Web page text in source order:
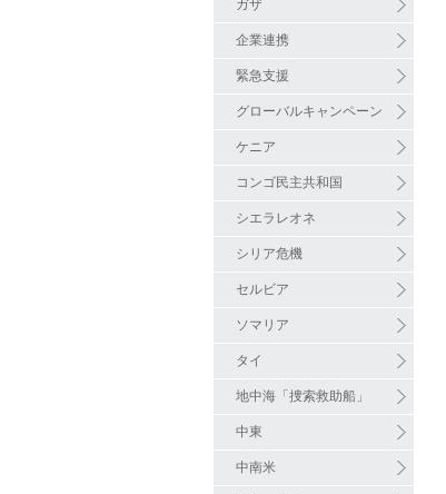
ガザ
企業連携
緊急支援
グローバルキャンペーン
ケニア
コンゴ民主共和国
シエラレオネ
シリア危機
セルビア
ソマリア
タイ
地中海「捜索救助船」
中東
中南米